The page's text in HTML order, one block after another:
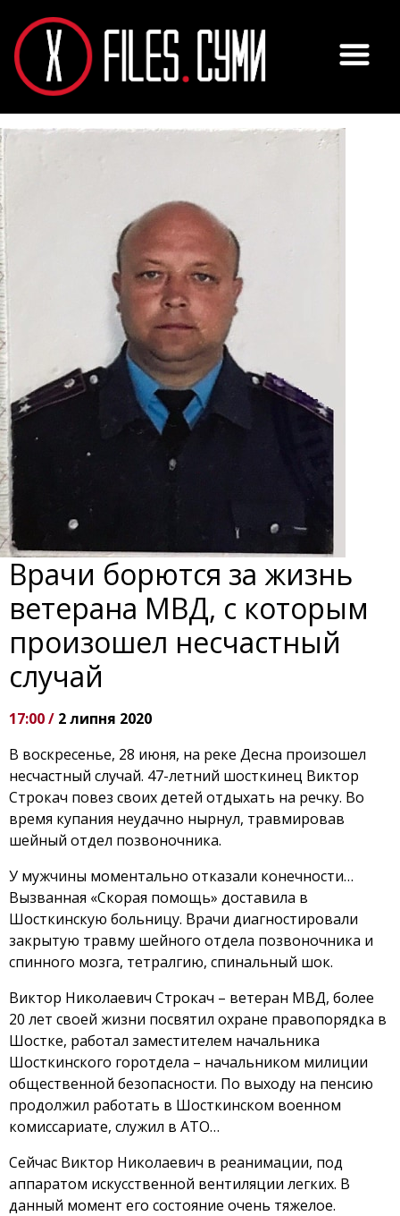
Врачи борются за жизнь
ветерана МВД, с которым
произошел несчастный
случай
17:00 / 2 липня 2020
В воскресенье, 28 июня, на реке Десна произошел
несчастный случай. 47-летний шосткинец Виктор
Строкач повез своих детей отдыхать на речку. Во
время купания неудачно нырнул, травмировав
шейный отдел позвоночника.
У мужчины моментально отказали конечности…
Вызванная «Скорая помощь» доставила в
Шосткинскую больницу. Врачи диагностировали
закрытую травму шейного отдела позвоночника и
спинного мозга, тетралгию, спинальный шок.
Виктор Николаевич Строкач – ветеран МВД, более
20 лет своей жизни посвятил охране правопорядка в
Шостке, работал заместителем начальника
Шосткинского горотдела – начальником милиции
общественной безопасности. По выходу на пенсию
продолжил работать в Шосткинском военном
комиссариате, служил в АТО…
Сейчас Виктор Николаевич в реанимации, под
аппаратом искусственной вентиляции легких. В
данный момент его состояние очень тяжелое.